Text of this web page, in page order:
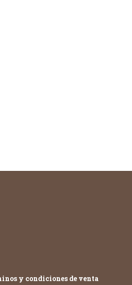
y condiciones de venta